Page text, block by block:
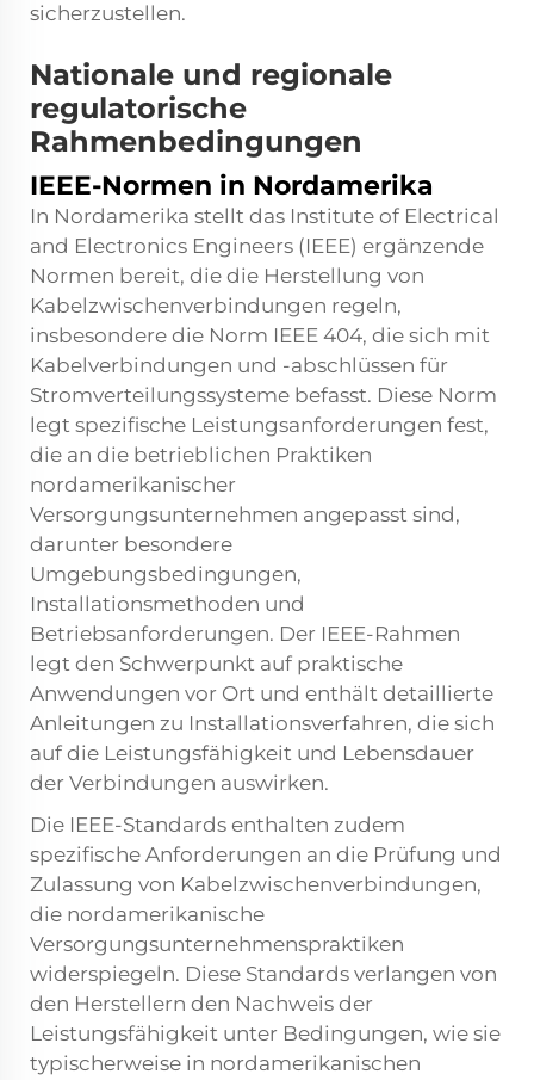
sicherzustellen.
Nationale und regionale
regulatorische
Rahmenbedingungen
IEEE-Normen in Nordamerika
In Nordamerika stellt das Institute of Electrical
and Electronics Engineers (IEEE) ergänzende
Normen bereit, die die Herstellung von
Kabelzwischenverbindungen regeln,
insbesondere die Norm IEEE 404, die sich mit
Kabelverbindungen und -abschlüssen für
Stromverteilungssysteme befasst. Diese Norm
legt spezifische Leistungsanforderungen fest,
die an die betrieblichen Praktiken
nordamerikanischer
Versorgungsunternehmen angepasst sind,
darunter besondere
Umgebungsbedingungen,
Installationsmethoden und
Betriebsanforderungen. Der IEEE-Rahmen
legt den Schwerpunkt auf praktische
Anwendungen vor Ort und enthält detaillierte
Anleitungen zu Installationsverfahren, die sich
auf die Leistungsfähigkeit und Lebensdauer
der Verbindungen auswirken.
Die IEEE-Standards enthalten zudem
spezifische Anforderungen an die Prüfung und
Zulassung von Kabelzwischenverbindungen,
die nordamerikanische
Versorgungsunternehmenspraktiken
widerspiegeln. Diese Standards verlangen von
den Herstellern den Nachweis der
Leistungsfähigkeit unter Bedingungen, wie sie
typischerweise in nordamerikanischen